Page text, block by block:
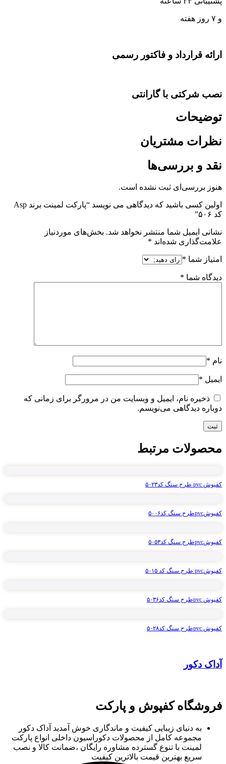
و ۷ روز هفته
ارائه قرارداد و فاکتور رسمی
نصب شرکتی با گارانتی
توضیحات
نظرات مشتریان
نقد و بررسی‌ها
هنوز بررسی‌ای ثبت نشده است.
اولین کسی باشید که دیدگاهی می نویسد “پارکت لمینت برند Asp
کد ۵۰۶”
نشانی ایمیل شما منتشر نخواهد شد. بخش‌های موردنیاز
علامت‌گذاری شده‌اند *
امتیاز شما *
دیدگاه شما *
نام *
ایمیل *
ذخیره نام، ایمیل و وبسایت من در مرورگر برای زمانی که
دوباره دیدگاهی می‌نویسم.
محصولات مرتبط
کفپوش pvc طرح سنگ کد۵۰۲۳
کفپوشpvcطرح سنگ کد۵۰۰۶
کفپوشpvcطرح سنگ کد۵۰۵۳
کفپوشpvc طرح سنگ کد ۵۰۱۵
کفپوش pvcطرح سنگ کد۵۰۳۶
کفپوش pvcطرح سنگ کد۵۰۲۸
آداک دکور
فروشگاه کفپوش و پارکت
به دنیای زیبایی کیفیت و ماندگاری خوش آمدید آداک دکور
مجموعه کامل از محصولات دکوراسیون داخلی انواع پارکت
لمینت با تنوع گسترده مشاوره رایگان ،ضمانت کالا و نصب
سریع بهترین قیمت بالاترین کیفیت